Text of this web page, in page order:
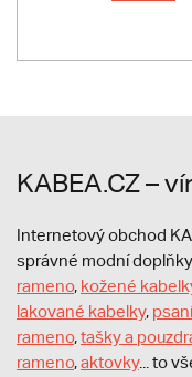
KABEA.CZ –
Internetový obchod
správné modní
rameno, kožené
lakované kabelky,
rameno,tašky a
rameno,aktovky... to